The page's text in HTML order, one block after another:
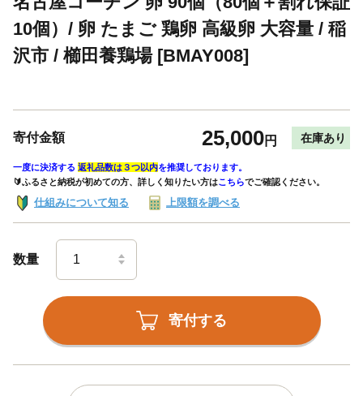
10個）/ 卵 たまご 鶏卵 高級卵 大容量 / 稲
沢市 / 櫛田養鶏場 [BMAY008]
寄付金額 25,000円 在庫あり
一度に決済する 返礼品数は３つ以内を推奨しております。
🔰ふるさと納税が初めての方、詳しく知りたい方はこちらでご確認ください。
仕組みについて知る 上限額を調べる
数量
寄付する